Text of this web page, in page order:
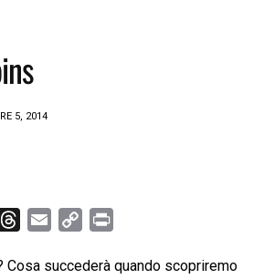
5, 2014
r
a
p
i
Cosa succederà quando scopriremo